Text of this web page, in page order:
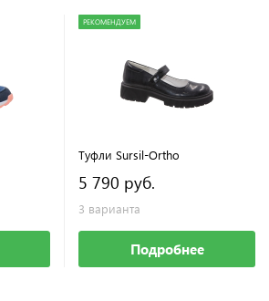
РЕКОМЕНДУЕМ
Туфли Sursil-Ortho
5 790 руб.
3 варианта
Подробнее